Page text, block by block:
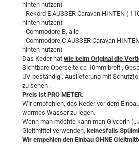
hinten nutzen)
- Rekord E AUSSER Caravan HINTEN (
hinten nutzen)
- Commodore B, alle
- Commodore C AUSSER Caravan
hinten nutzen)
Das Keder hat wie beim Original die
Sichtbare Oberseite ca 10mm breit ,
UV-beständig , Auslieferung mit
zu sehen .
Preis ist PRO METER.
Wir empfehlen, das Keder vor dem
warmes Wasser zu legen.
Wenn man möchte kann man Glycerin
Gleitmittel verwenden, keinesfalls
Wir empehlen den Einbau OHNE